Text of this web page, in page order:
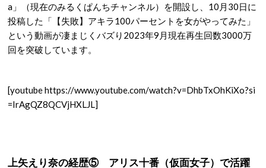
a」（現在のみるくぱんちチャンネル）を開設し、10月30日に
投稿した「【失敗】アキラ100パーセントを女がやってみた」
という動画が凄まじくバズり2023年9月現在再生回数3000万
回を突破しています。
[youtube https://www.youtube.com/watch?v=DhbTxOhKiXo?si
=IrAgQZ8QCVjHXLJL]
上矢えり奈の経歴⑤ アリス十番（仮面女子）で活躍